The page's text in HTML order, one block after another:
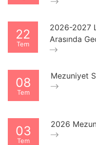
22
Tem
2026-2027
Arasında
08
Tem
Mezuniyet
03
Tem
2026